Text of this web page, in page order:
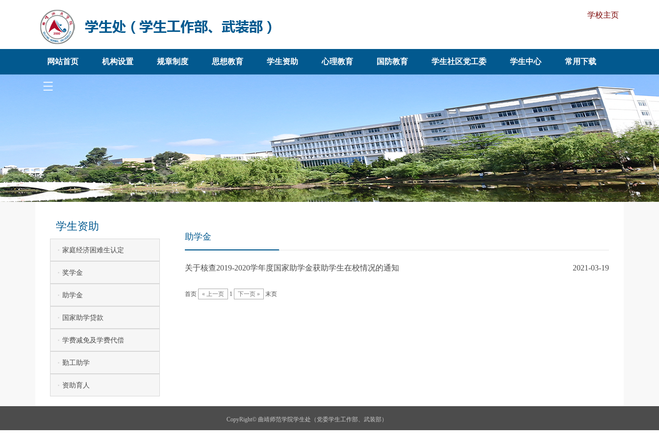
学校主页
网站首页 机构设置 规章制度 思想教育 学生资助 心理教育 国防教育 学生社区党工委 学生中心 常用下载
学生资助
家庭经济困难生认定
奖学金
助学金
国家助学贷款
学费减免及学费代偿
勤工助学
资助育人
助学金
关于核查2019-2020学年度国家助学金获助学生在校情况的通知 2021-03-19
首页 « 上一页 1 下一页 » 末页
CopyRight© 曲靖师范学院学生处（党委学生工作部、武装部）